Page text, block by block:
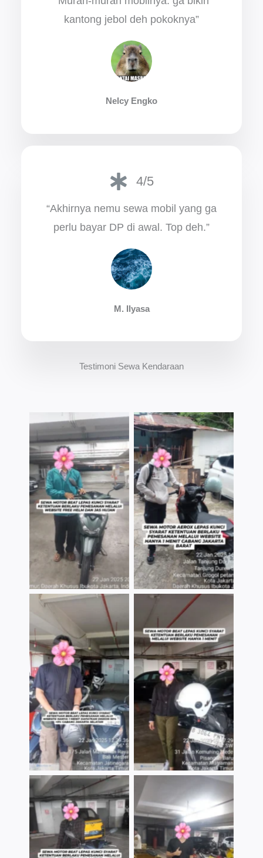
kantong jebol deh pokoknya”
Nelcy Engko
4/5
“Akhirnya nemu sewa mobil yang ga
perlu bayar DP di awal. Top deh.”
M. Ilyasa
Testimoni Sewa Kendaraan
TNo Caption TNo Caption
TNo Caption TNo Caption